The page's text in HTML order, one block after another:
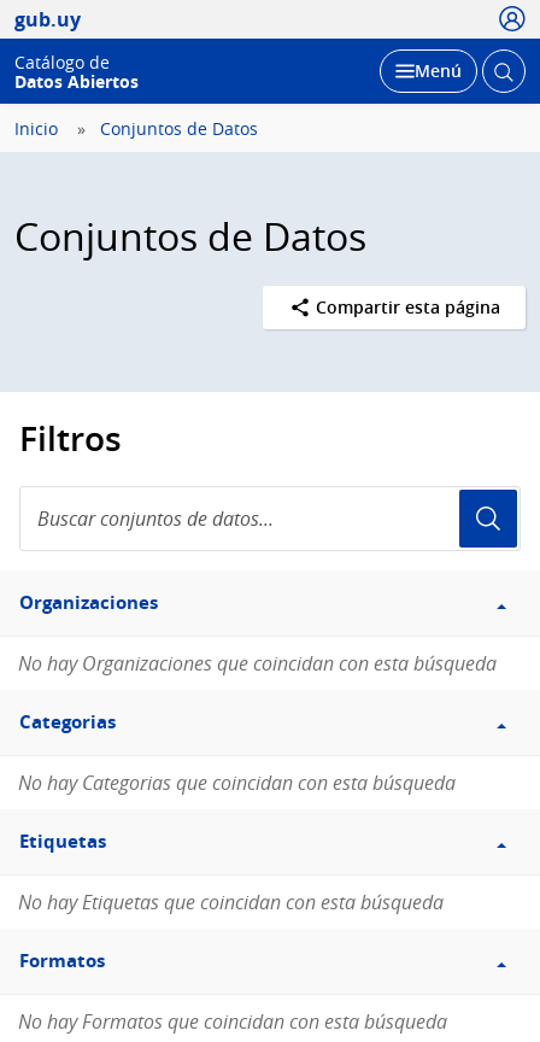
gub.uy
Catálogo de
Datos Abiertos
Desplegar
Menú Abrir
Inicio Conjuntos de Datos
Conjuntos de Datos
Compartir esta página
Filtros
conjuntos
de
Filtro
Organizaciones
Organizaciones
No hay Organizaciones que coincidan con esta búsqueda
Filtro
Categorias
Categorias
No hay Categorias que coincidan con esta búsqueda
Filtro
Etiquetas
Etiquetas
No hay Etiquetas que coincidan con esta búsqueda
Filtro
Formatos
Formatos
No hay Formatos que coincidan con esta búsqueda